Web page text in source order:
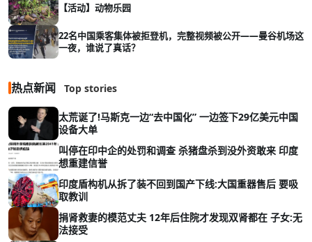
【活动】动物乐园
22名中国乘客集体被拒登机，完整视频被公开——曼谷机场这
一夜，谁说了真话？
热点新闻 Top stories
太荒诞了!马斯克一边“去中国化” 一边签下29亿美元中国
设备大单
叫停在印中企的处罚和调查 杀猪盘杀到没外资敢来 印度
想重建信誉
印度盾构机从拆了装不回到国产下线:大国重器售后 要吸
取教训
捐肾救妻的模范丈夫 12年后住院才发现双肾都在 子女:无
法接受